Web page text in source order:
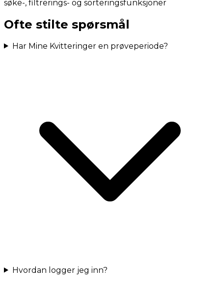
søke-, filtrerings- og sorteringsfunksjoner
Ofte stilte spørsmål
Har Mine Kvitteringer en prøveperiode?
Hvordan logger jeg inn?